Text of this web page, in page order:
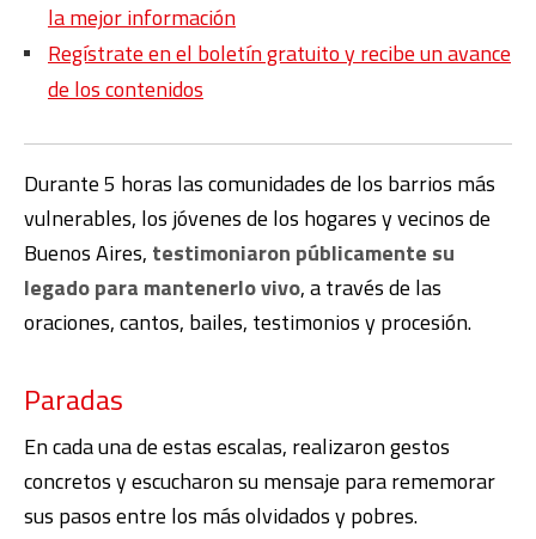
la mejor información
Regístrate en el boletín gratuito y recibe un avance
de los contenidos
Durante 5 horas las comunidades de los barrios más
vulnerables, los jóvenes de los hogares y vecinos de
Buenos Aires, testimoniaron públicamente su
legado para mantenerlo vivo, a través de las
oraciones, cantos, bailes, testimonios y procesión.
Paradas
En cada una de estas escalas, realizaron gestos
concretos y escucharon su mensaje para rememorar
sus pasos entre los más olvidados y pobres.